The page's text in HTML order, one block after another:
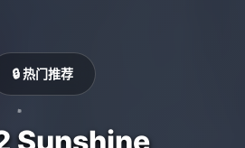
🔒 热门推荐